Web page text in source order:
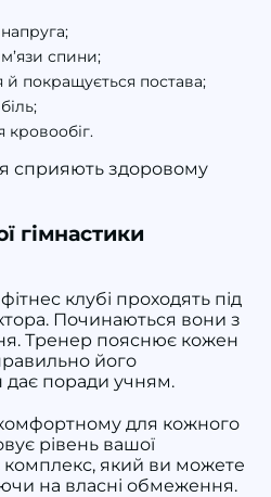
спини;
й покращується постава;
кровообіг.
сприяють здоровому
гімнастики
клубі проходять під
Починаються вони з
Тренер пояснює кожен
його
дає поради учням.
для кожного
рівень вашої
комплекс, який ви можете
на власні обмеження.